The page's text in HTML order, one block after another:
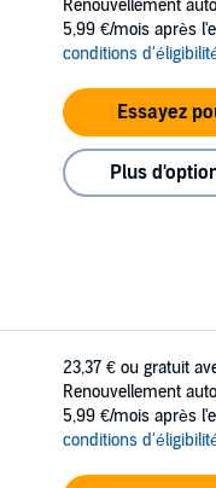
Renouvellement
5,99 €/mois après
conditions
Essayez
Plus
23,37 € ou gratuit
Renouvellement
5,99 €/mois après
conditions